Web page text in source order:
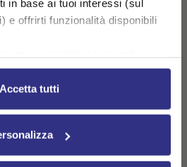
in base ai tuoi interessi (sul
e offrirti funzionalità disponibili
dei cookie. Ulteriori
nellaCookie Policy
Accetta tutti